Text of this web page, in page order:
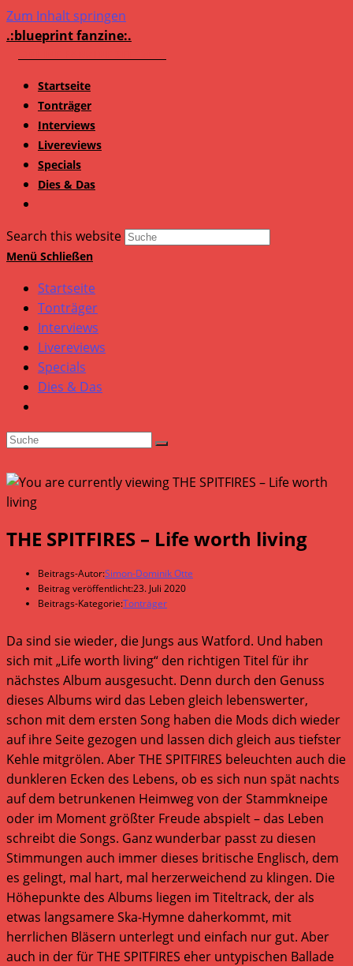
Zum Inhalt springen
.:blueprint fanzine:.
Startseite
Tonträger
Interviews
Livereviews
Specials
Dies & Das
Search this website
Menü Schließen
Startseite
Tonträger
Interviews
Livereviews
Specials
Dies & Das
THE SPITFIRES – Life worth living
Beitrags-Autor:Simon-Dominik Otte
Beitrag veröffentlicht:23. Juli 2020
Beitrags-Kategorie:Tonträger
Da sind sie wieder, die Jungs aus Watford. Und haben
sich mit „Life worth living“ den richtigen Titel für ihr
nächstes Album ausgesucht. Denn durch den Genuss
dieses Albums wird das Leben gleich lebenswerter,
schon mit dem ersten Song haben die Mods dich wieder
auf ihre Seite gezogen und lassen dich gleich aus tiefster
Kehle mitgrölen. Aber THE SPITFIRES beleuchten auch die
dunkleren Ecken des Lebens, ob es sich nun spät nachts
auf dem betrunkenen Heimweg von der Stammkneipe
oder im Moment größter Freude abspielt – das Leben
schreibt die Songs. Ganz wunderbar passt zu diesen
Stimmungen auch immer dieses britische Englisch, dem
es gelingt, mal hart, mal herzerweichend zu klingen. Die
Höhepunkte des Albums liegen im Titeltrack, der als
etwas langsamere Ska-Hymne daherkommt, mit
herrlichen Bläsern unterlegt und einfach nur gut. Aber
auch in der für THE SPITFIRES eher untypischen Ballade